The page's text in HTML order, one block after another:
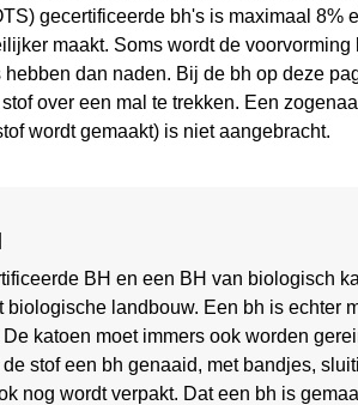
gecertificeerde bh's is maximaal 8%
maakt. Soms wordt de
dan naden. Bij de bh op deze
over een mal te trekken. Een
wordt gemaakt) is niet aangebracht.
BH en een BH van biologisch
landbouw. Een bh is echter
katoen moet immers ook worden
stof een bh genaaid, met bandjes,
nog wordt verpakt. Dat een bh is